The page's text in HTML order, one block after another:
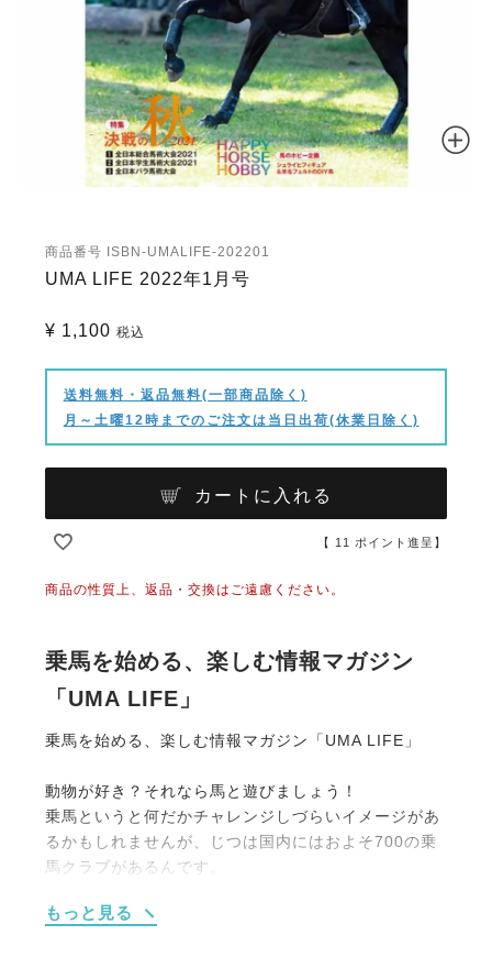
商品番号 ISBN-UMALIFE-202201
UMA LIFE 2022年1月号
¥ 1,100 税込
送料無料・返品無料(一部商品除く)
月～土曜12時までのご注文は当日出荷(休業日除く)
カートに入れる
【 11 ポイント進呈】
商品の性質上、返品・交換はご遠慮ください。
乗馬を始める、楽しむ情報マガジン
「UMA LIFE」
乗馬を始める、楽しむ情報マガジン「UMA LIFE」
動物が好き？それなら馬と遊びましょう！
乗馬というと何だかチャレンジしづらいイメージがあ
るかもしれませんが、じつは国内にはおよそ700の乗
馬クラブがあるんです。
【２】海や山、草原を馬でお散歩する《外乗》をメイ
もっと見る